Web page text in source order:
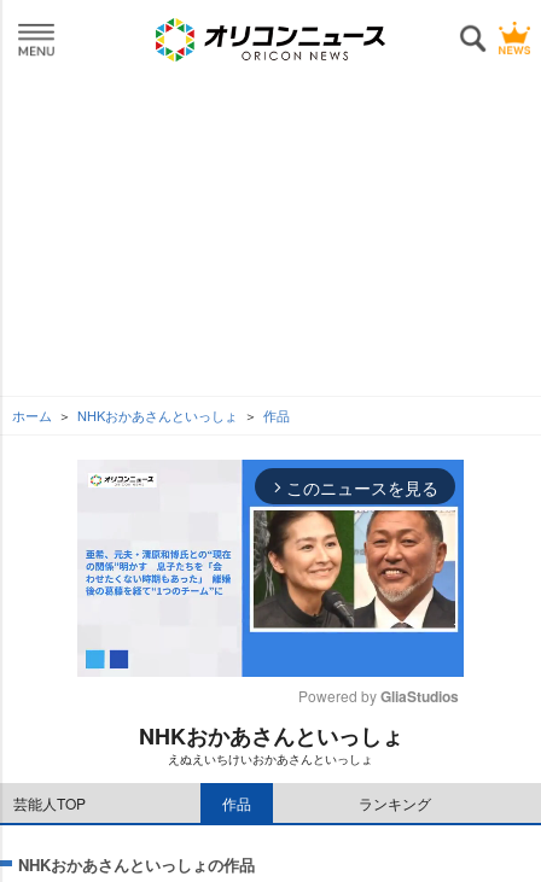
ホーム NHKおかあさんといっしょ 作品
arrow_forward_ios このニュースを見る
M
e
Powered by GliaStudios
NHKおかあさんといっしょ
えぬえいちけいおかあさんといっしょ
芸能人TOP 作品 ランキング
NHKおかあさんといっしょの作品